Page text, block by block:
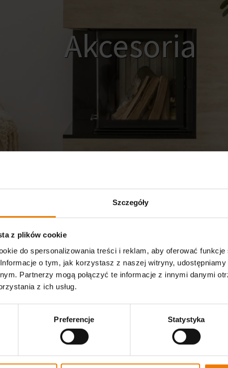
Szczegóły
z plików cookie
do spersonalizowania treści i reklam, aby oferować funkcje
o tym, jak korzystasz z naszej witryny, udostępniamy
Partnerzy mogą połączyć te informacje z innymi danymi
z ich usług.
Preferencje Statystyka
Akcesoria